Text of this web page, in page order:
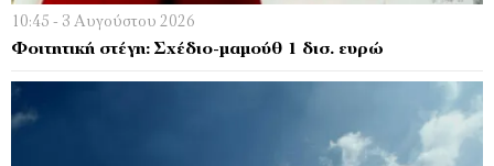
10:45 - 3 Αυγούστου 2026
Φοιτητική στέγη: Σχέδιο-μαμούθ 1 δισ. ευρώ